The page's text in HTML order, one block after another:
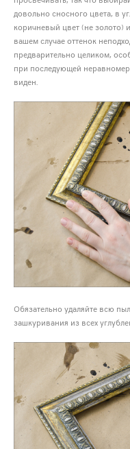
довольно сносного цвета, в
коричневый цвет (не золото)
вашем случае оттенок
предварительно целиком,
при последующей
виден.
Обязательно удаляйте всю
зашкуривания из всех